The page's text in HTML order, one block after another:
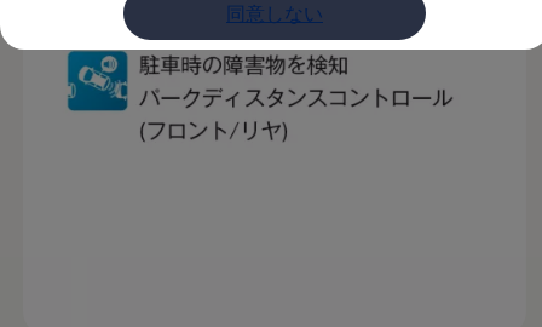
同意しない
Golf お乗り換えを10万円補助
Tiguan 購入後、5年間の安心サポートが無償
Golf Variant お乗り換えを10万円補助
Volkswagenアンバサダープログラム
ファイナンシャルサービス